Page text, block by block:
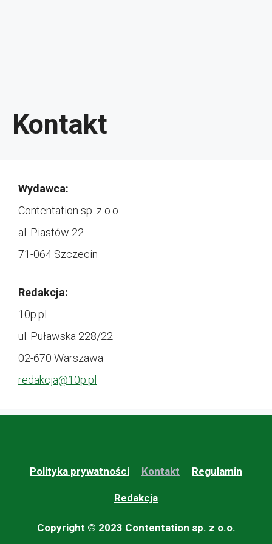
Kontakt
Wydawca:
Contentation sp. z o.o.
al. Piastów 22
71-064 Szczecin
Redakcja:
10p.pl
ul. Puławska 228/22
02-670 Warszawa
redakcja@10p.pl
Polityka prywatności Kontakt Regulamin
Redakcja
Copyright © 2023 Contentation sp. z o.o.